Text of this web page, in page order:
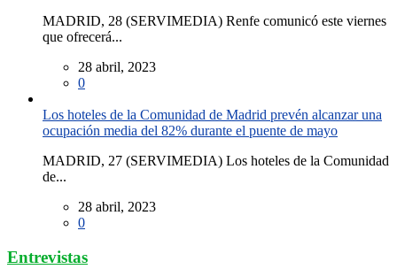
MADRID, 28 (SERVIMEDIA) Renfe comunicó este viernes
que ofrecerá...
28 abril, 2023
0
Los hoteles de la Comunidad de Madrid prevén alcanzar una
ocupación media del 82% durante el puente de mayo
MADRID, 27 (SERVIMEDIA) Los hoteles de la Comunidad
de...
28 abril, 2023
0
Entrevistas